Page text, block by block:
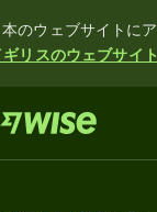
のウェブサイトに
ギリスのウェブサイ